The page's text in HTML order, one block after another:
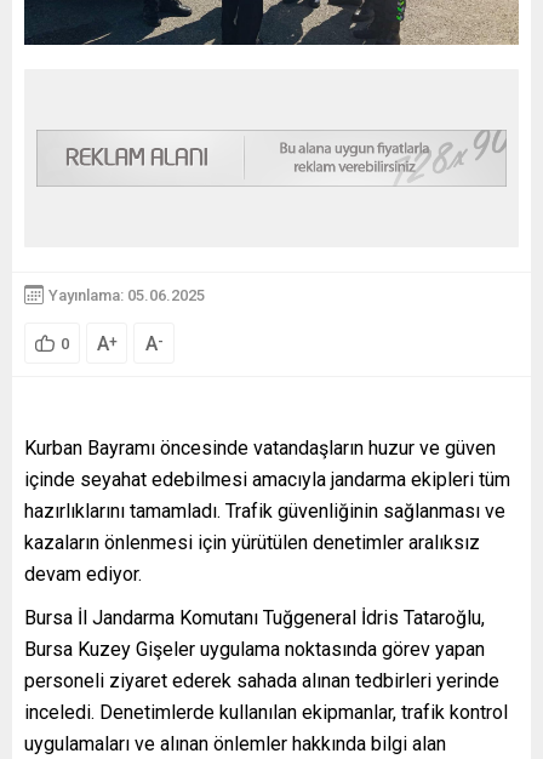
Yayınlama: 05.06.2025
0 A+ A-
Kurban Bayramı öncesinde vatandaşların huzur ve güven
içinde seyahat edebilmesi amacıyla jandarma ekipleri tüm
hazırlıklarını tamamladı. Trafik güvenliğinin sağlanması ve
kazaların önlenmesi için yürütülen denetimler aralıksız
devam ediyor.
Bursa İl Jandarma Komutanı Tuğgeneral İdris Tataroğlu,
Bursa Kuzey Gişeler uygulama noktasında görev yapan
personeli ziyaret ederek sahada alınan tedbirleri yerinde
inceledi. Denetimlerde kullanılan ekipmanlar, trafik kontrol
uygulamaları ve alınan önlemler hakkında bilgi alan